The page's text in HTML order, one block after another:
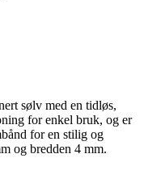
sølv med en tidløs,
for enkel bruk, og er
for en stilig og
og bredden 4 mm.